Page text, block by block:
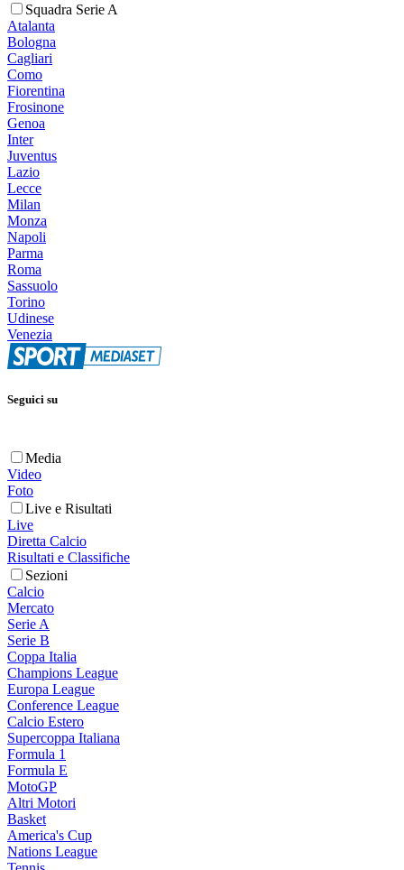
Squadra Serie A
Atalanta
Bologna
Cagliari
Como
Fiorentina
Frosinone
Genoa
Inter
Juventus
Lazio
Lecce
Milan
Monza
Napoli
Parma
Roma
Sassuolo
Torino
Udinese
Venezia
Seguici su
Media
Video
Foto
Live e Risultati
Live
Diretta Calcio
Risultati e Classifiche
Sezioni
Calcio
Mercato
Serie A
Serie B
Coppa Italia
Champions League
Europa League
Conference League
Calcio Estero
Supercoppa Italiana
Formula 1
Formula E
MotoGP
Altri Motori
Basket
America's Cup
Nations League